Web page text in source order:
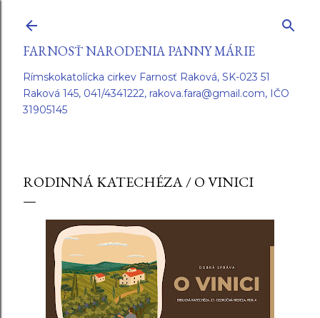
FARNOSŤ NARODENIA PANNY MÁRIE
Rímskokatolícka cirkev Farnosť Raková, SK-023 51
Raková 145, 041/4341222, rakova.fara@gmail.com, IČO
31905145
RODINNÁ KATECHÉZA / O VINICI